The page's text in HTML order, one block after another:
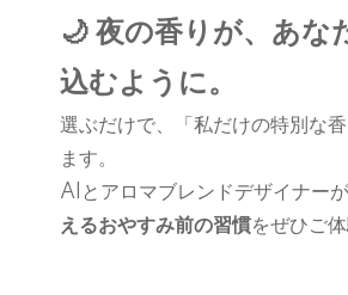
🌙 夜の香りが、あな
込むように。
選ぶだけで、「私だけの特別な
ます。
AIとアロマブレンドデザイナー
えるおやすみ前の習慣をぜひご